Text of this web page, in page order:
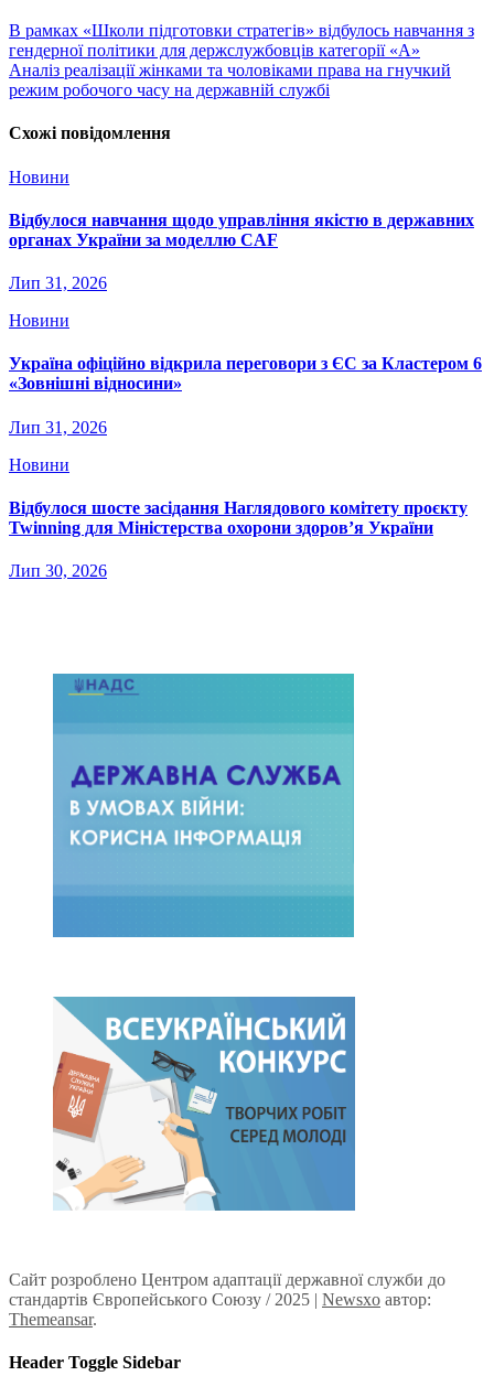
В рамках «Школи підготовки стратегів» відбулось навчання з
гендерної політики для держслужбовців категорії «А»
Аналіз реалізації жінками та чоловіками права на гнучкий
режим робочого часу на державній службі
Схожі повідомлення
Новини
Відбулося навчання щодо управління якістю в державних
органах України за моделлю CAF
Лип 31, 2026
Новини
Україна офіційно відкрила переговори з ЄС за Кластером 6
«Зовнішні відносини»
Лип 31, 2026
Новини
Відбулося шосте засідання Наглядового комітету проєкту
Twinning для Міністерства охорони здоров’я України
Лип 30, 2026
Сайт розроблено Центром адаптації державної служби до
стандартів Європейського Союзу / 2025 | Newsxo автор:
Themeansar.
Header Toggle Sidebar